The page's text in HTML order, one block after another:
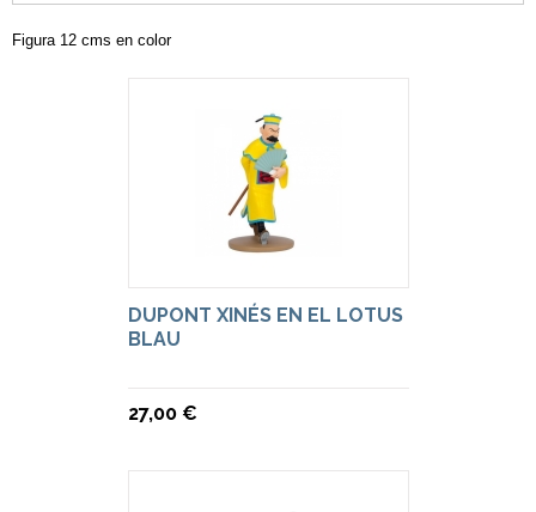
Figura 12 cms en color
DUPONT XINÉS EN EL LOTUS
BLAU
27,00 €